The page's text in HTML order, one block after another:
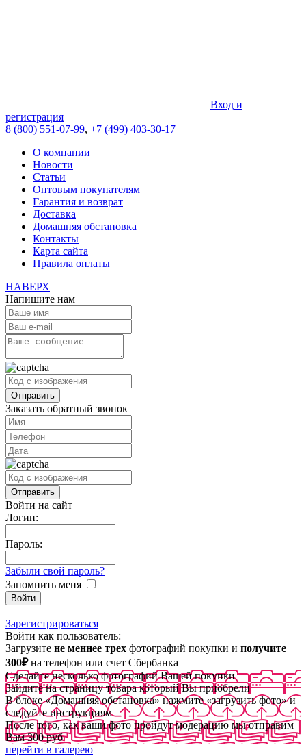
Вход и
регистрация
8 (800) 551-07-99, +7 (499) 403-30-17
О компании
Новости
Статьи
Оптовым покупателям
Гарантия и возврат
Доставка
Домашняя обстановка
Контакты
Карта сайта
Правила оплаты
НАВЕРХ
Напишите нам
Заказать обратный звонок
Войти на сайт
Логин:
Пароль:
Забыли свой пароль?
Запомнить меня
Зарегистрироваться
Войти как пользователь:
Загрузите не меннее трех фотографий покупки и получите
300₽на телефон или счет Сбербанка
Сделайте несколько фотографий Вашей покупки
Зайдите на страницу товара который Вы приобрели
В блоке «Домашняя обстановка» нажмите «загрузить фото» и
следуйте инструкциям
После того, как ваши фото пройдут модерацию мы отправим
Вам 300 руб
перейти в галерею